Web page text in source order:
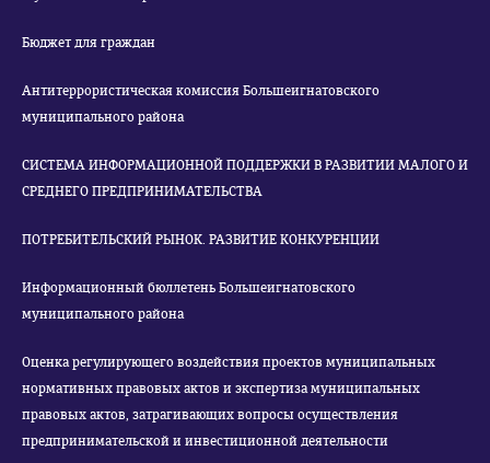
Бюджет для граждан
Антитеррористическая комиссия Большеигнатовского
муниципального района
СИСТЕМА ИНФОРМАЦИОННОЙ ПОДДЕРЖКИ В РАЗВИТИИ МАЛОГО И
СРЕДНЕГО ПРЕДПРИНИМАТЕЛЬСТВА
ПОТРЕБИТЕЛЬСКИЙ РЫНОК. РАЗВИТИЕ КОНКУРЕНЦИИ
Информационный бюллетень Большеигнатовского
муниципального района
Оценка регулирующего воздействия проектов муниципальных
нормативных правовых актов и экспертиза муниципальных
правовых актов, затрагивающих вопросы осуществления
предпринимательской и инвестиционной деятельности